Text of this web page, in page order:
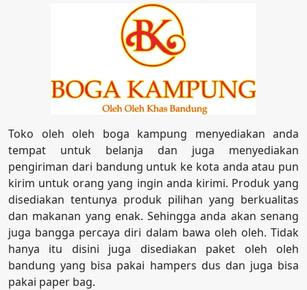
Toko oleh oleh boga kampung menyediakan anda
tempat untuk belanja dan juga menyediakan
pengiriman dari bandung untuk ke kota anda atau pun
kirim untuk orang yang ingin anda kirimi. Produk yang
disediakan tentunya produk pilihan yang berkualitas
dan makanan yang enak. Sehingga anda akan senang
juga bangga percaya diri dalam bawa oleh oleh. Tidak
hanya itu disini juga disediakan paket oleh oleh
bandung yang bisa pakai hampers dus dan juga bisa
pakai paper bag.